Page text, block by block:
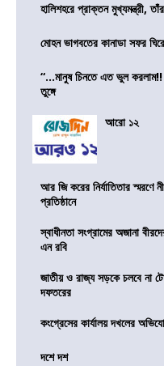
হালিশহরে প্রাক্তন মুখ্যমন্ত্রী,
মোহন ভাগবতের কানাডা সফর
“…মানুষ চিনতে এত ভুল করলাম!!
তুঙ্গে
আরো ১২
আর জি করের নির্যাতিতার স্মরণে
প্রতিষ্ঠানে
স্বাধীনতা সংগ্রামের অজানা
এন রবি
জাতীয় ও রাজ্য সড়কে চলবে না
দফতরের
কংগ্রেসের কার্যালয় দখলের
দশে দশ